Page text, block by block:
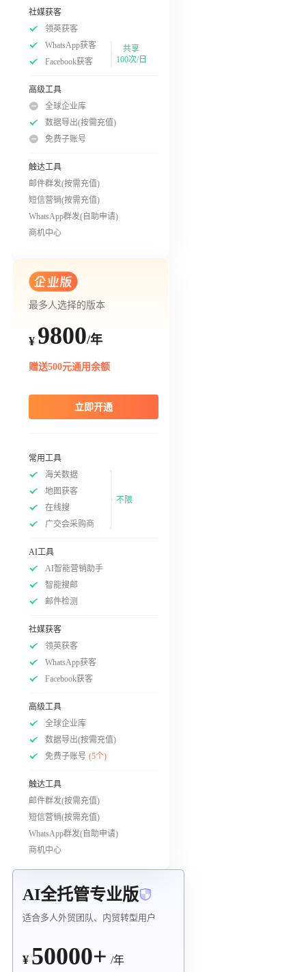
社媒获客
领英获客
WhatsApp获客
Facebook获客
共享
100次/日
高级工具
全球企业库
数据导出(按需充值)
免费子账号
触达工具
邮件群发(按需充值)
短信营销(按需充值)
WhatsApp群发(自助申请)
商机中心
最多人选择的版本
¥ 9800/年
赠送500元通用余额
立即开通
常用工具
海关数据
地图获客
在线搜
广交会采购商
不限
AI工具
AI智能营销助手
智能搜邮
邮件检测
社媒获客
领英获客
WhatsApp获客
Facebook获客
高级工具
全球企业库
数据导出(按需充值)
免费子账号 (5个)
触达工具
邮件群发(按需充值)
短信营销(按需充值)
WhatsApp群发(自助申请)
商机中心
AI全托管专业版
适合多人外贸团队、内贸转型用户
¥ 50000+ /年